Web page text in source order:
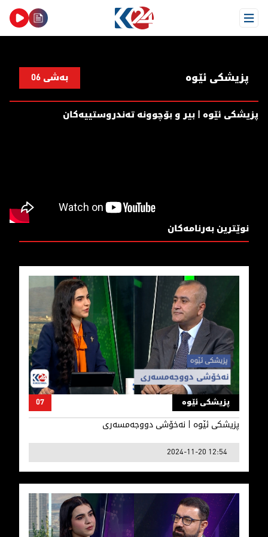
Open Menu
پزیشکی ئێوە بەشی 06
پزیشكی ئێوە | بیر و بۆچوونە تەندروستییەكان
نوێترین بەرنامەکان
پزیشكی ئێوە | نەخۆشی دووجەمسەری
پزیشکی ئێوە 07
پزیشكی ئێوە | نەخۆشی دووجەمسەری
2024-11-20 12:54